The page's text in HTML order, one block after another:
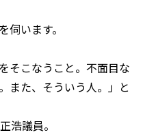
います。
こなうこと。不面目な
また、そういう人。」と
議員。